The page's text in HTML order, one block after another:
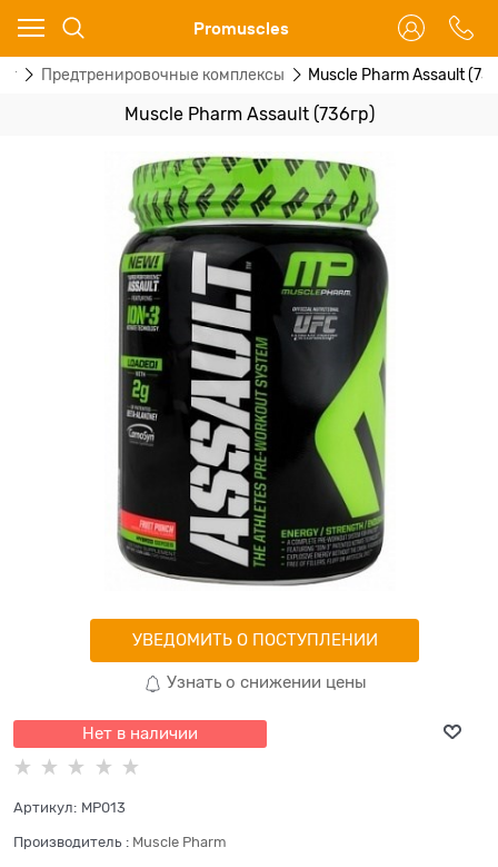
Promuscles
Предтренировочные комплексы Muscle Pharm Assault
Muscle Pharm Assault (736гр)
УВЕДОМИТЬ О ПОСТУПЛЕНИИ
Узнать о снижении цены
Нет в наличии
Артикул: MP013
Производитель : Muscle Pharm
Ваш город - Москва,
угадали?
ДА НЕТ